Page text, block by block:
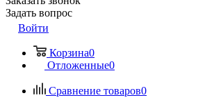
Задать вопрос
Войти
Корзина0
Отложенные0
Сравнение товаров0